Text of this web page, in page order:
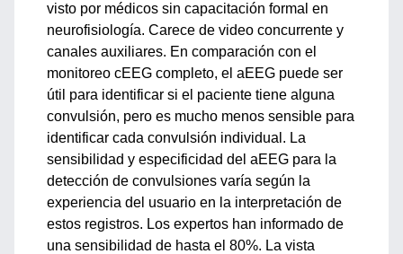
visto por médicos sin capacitación formal en
neurofisiología. Carece de video concurrente y
canales auxiliares. En comparación con el
monitoreo cEEG completo, el aEEG puede ser
útil para identificar si el paciente tiene alguna
convulsión, pero es mucho menos sensible para
identificar cada convulsión individual. La
sensibilidad y especificidad del aEEG para la
detección de convulsiones varía según la
experiencia del usuario en la interpretación de
estos registros. Los expertos han informado de
una sensibilidad de hasta el 80%. La vista